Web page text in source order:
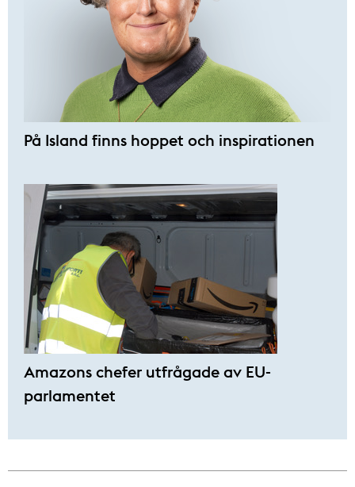
På Island finns hoppet och inspirationen
Amazons chefer utfrågade av EU-
parlamentet